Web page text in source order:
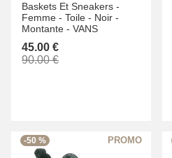
Baskets Et Sneakers -
Femme - Toile - Noir -
Montante - VANS
45.00 €
90.00 €
-50 %